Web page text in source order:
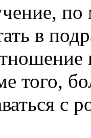
в
того,
с